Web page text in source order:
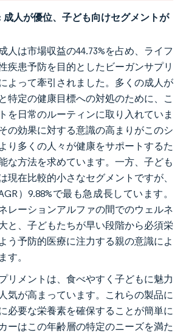
成人が優位、子ども向けセグメントが
人は市場収益の44.73%を占め、ライフ
疾患予防を目的としたビーガンサプリ
よって牽引されました。多くの成人が
特定の健康目標への対処のために、こ
を日常のルーティンに取り入れていま
の効果に対する意識の高まりがこのシ
り多くの人々が健康をサポートするた
な方法を求めています。一方、子ども
現在比較的小さなセグメントですが、
）9.88%で最も急成長しています。
レーションアルファの間でのウェルネ
と、子どもたちが早い段階から必須栄
う予防的医療に注力する親の意識によ
す。
リメントは、食べやすく子どもに魅力
気が高まっています。これらの製品に
必要な栄養素を確保することが簡単に
ーはこの年齢層の特定のニーズを満た